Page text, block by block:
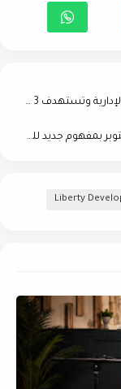
«هامات للتطوير» تطلق مول “Blick” بالعاصمة الإدارية وتستهدف 3 مليارات جنيه مبيعات
«زيتون للتطوير» تطلق «لونارا» بالسادس من أكتوبر بمفهوم جديد للفيلات الراقية